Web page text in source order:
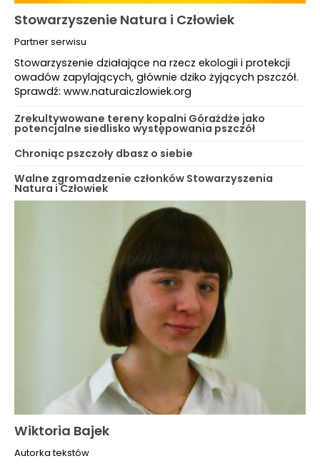
Stowarzyszenie Natura i Człowiek
Partner serwisu
Stowarzyszenie działające na rzecz ekologii i protekcji
owadów zapylających, głównie dziko żyjących pszczół.
Sprawdź: www.naturaiczlowiek.org
Zrekultywowane tereny kopalni Górażdże jako
potencjalne siedlisko występowania pszczół
Chroniąc pszczoły dbasz o siebie
Walne zgromadzenie członków Stowarzyszenia
Natura i Człowiek
Wiktoria Bajek
Autorka tekstów